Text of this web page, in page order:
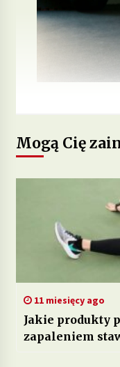
Mogą Cię
11 miesięcy ago
Jakie produkty
zapaleniem